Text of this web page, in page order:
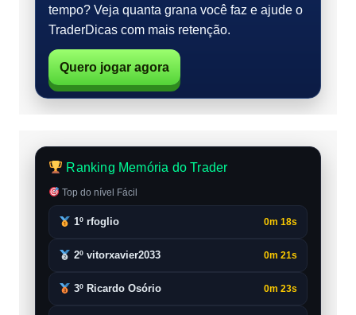
tempo? Veja quanta grana você faz e ajude o
TraderDicas com mais retenção.
Quero jogar agora
Ranking Memória do Trader
Top do nível Fácil
1º rfoglio 0m 18s
2º vitorxavier2033 0m 21s
3º Ricardo Osório 0m 23s